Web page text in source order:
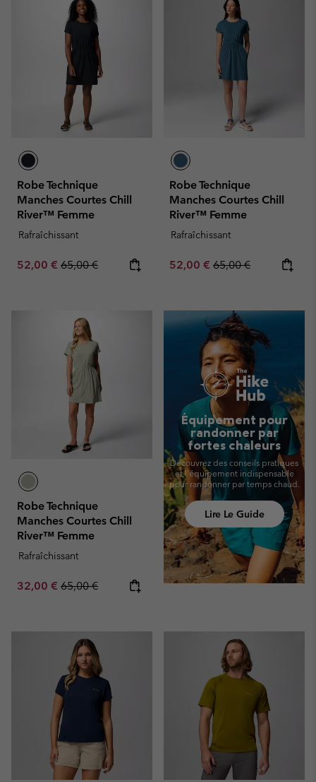
Robe Technique
Manches Courtes Chill
River™ Femme
Rafraîchissant
Sale price:
52,00 € Regular price:
65,00 €
Robe Technique
Manches Courtes Chill
River™ Femme
Rafraîchissant
Sale price:
52,00 € Regular price:
65,00 €
Robe Technique
Manches Courtes Chill
River™ Femme
Rafraîchissant
Sale price:
32,00 € Regular price:
65,00 €
Équipement pour
randonner par
fortes chaleurs
Découvrez des conseils pratiques
et l'équipement indispensable
pour randonner par temps chaud.
Lire Le Guide